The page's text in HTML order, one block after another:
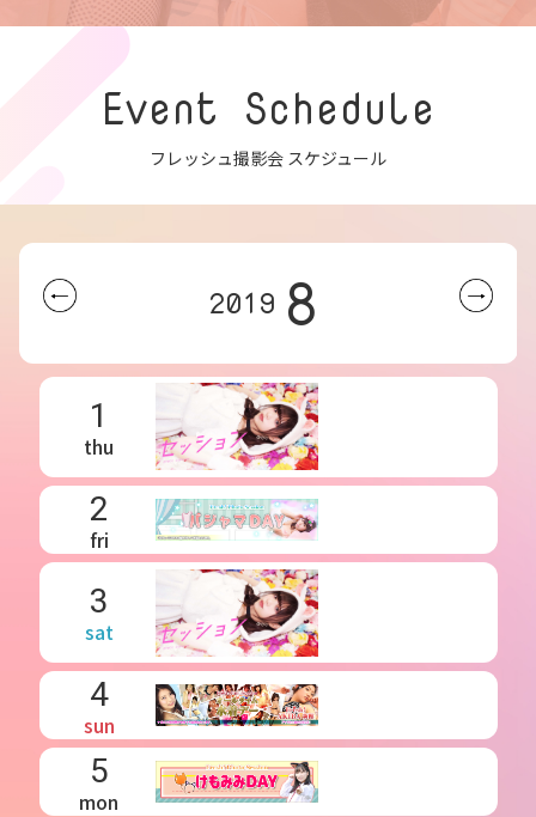
Event Schedule
フレッシュ撮影会 スケジュール
2019 8
1
thu
2
fri
3
sat
4
sun
5
mon